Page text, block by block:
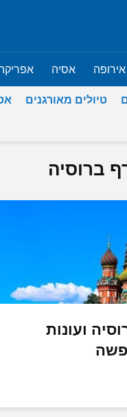
אסיה
טיולים מאורגנים
ברוסיה
ועונות